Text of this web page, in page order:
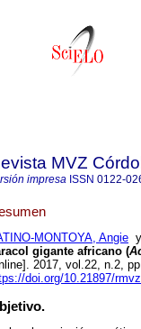
MVZ
impresa ISSN 0122-
MONTOYA, Angie
gigante africano (
2017, vol.22, n.2,
doi.org/10.21897/